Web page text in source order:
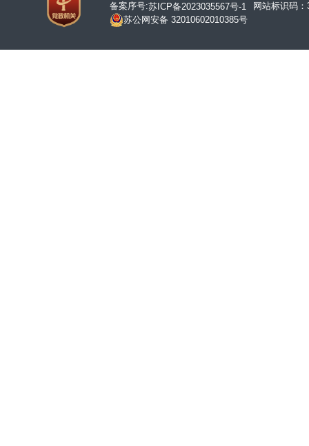
备案序号:苏ICP备2023035567号-1
网站标识码
苏公网安备 32010602010385号